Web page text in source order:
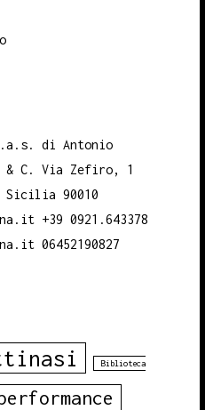
di Antonio
& C. Via Zefiro, 1
Sicilia 90010
+39 0921.643378
06452190827
Biblioteca